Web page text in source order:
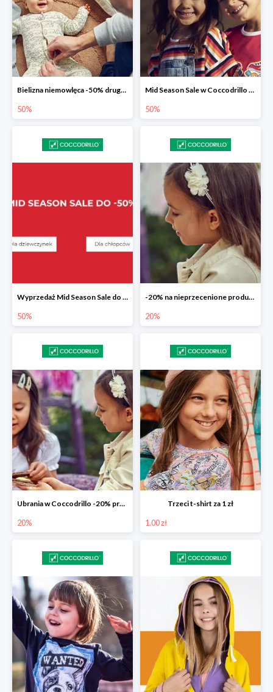
Bielizna niemowlęca -50% druga sztuka
50%
Mid Season Sale w Coccodrillo do -50%
50%
Wyprzedaż Mid Season Sale do -50%
50%
-20% na nieprzecenione produkty
20%
Ubrania w Coccodrillo -20% przy koszyku 200 zł
20%
Trzeci t-shirt za 1 zł
1.00 zł